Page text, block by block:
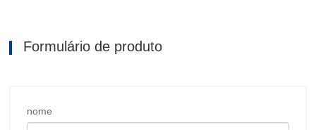
Formulário de produto
nome